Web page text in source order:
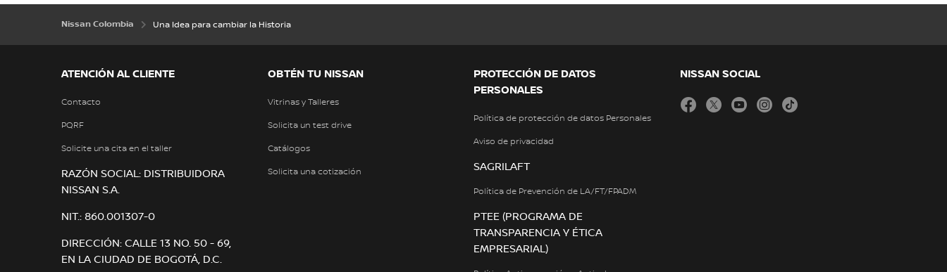
Nissan Colombia Una Idea para cambiar la Historia
ATENCIÓN AL CLIENTE
Contacto
PQRF
Solicite una cita en el taller
RAZÓN SOCIAL: DISTRIBUIDORA
NISSAN S.A.
NIT.: 860.001307-0
DIRECCIÓN: CALLE 13 NO. 50 - 69,
EN LA CIUDAD DE BOGOTÁ, D.C.
OBTÉN TU NISSAN
Vitrinas y Talleres
Solicita un test drive
Catálogos
Solicita una cotización
PROTECCIÓN DE DATOS
PERSONALES
Política de protección de datos Personales
Aviso de privacidad
SAGRILAFT
Política de Prevención de LA/FT/FPADM
PTEE (PROGRAMA DE
TRANSPARENCIA Y ÉTICA
EMPRESARIAL)
NISSAN SOCIAL
facebooktwitteryoutubeinstagram
tiktok